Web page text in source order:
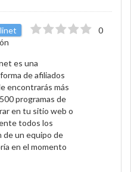
0
es una
de afiliados
encontrarás más
programas de
en tu sitio web o
todos los
de un equipo de
en el momento